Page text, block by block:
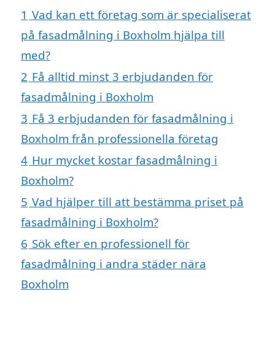
1 Vad kan ett företag som är specialiserat
på fasadmålning i Boxholm hjälpa till
med?
2 Få alltid minst 3 erbjudanden för
fasadmålning i Boxholm
3 Få 3 erbjudanden för fasadmålning i
Boxholm från professionella företag
4 Hur mycket kostar fasadmålning i
Boxholm?
5 Vad hjälper till att bestämma priset på
fasadmålning i Boxholm?
6 Sök efter en professionell för
fasadmålning i andra städer nära
Boxholm